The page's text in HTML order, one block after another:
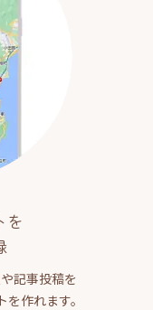
を
記事投稿を
作れます。